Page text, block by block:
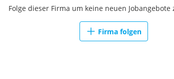
Folge dieser Firma um keine neuen Jobangebote
Firma folgen